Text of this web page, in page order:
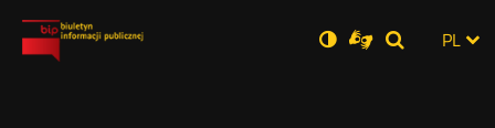
Ustawienia
Wersja
zwykła
Dla
niesłyszących
Otwórz Otwórz
Otwórz
Social PL